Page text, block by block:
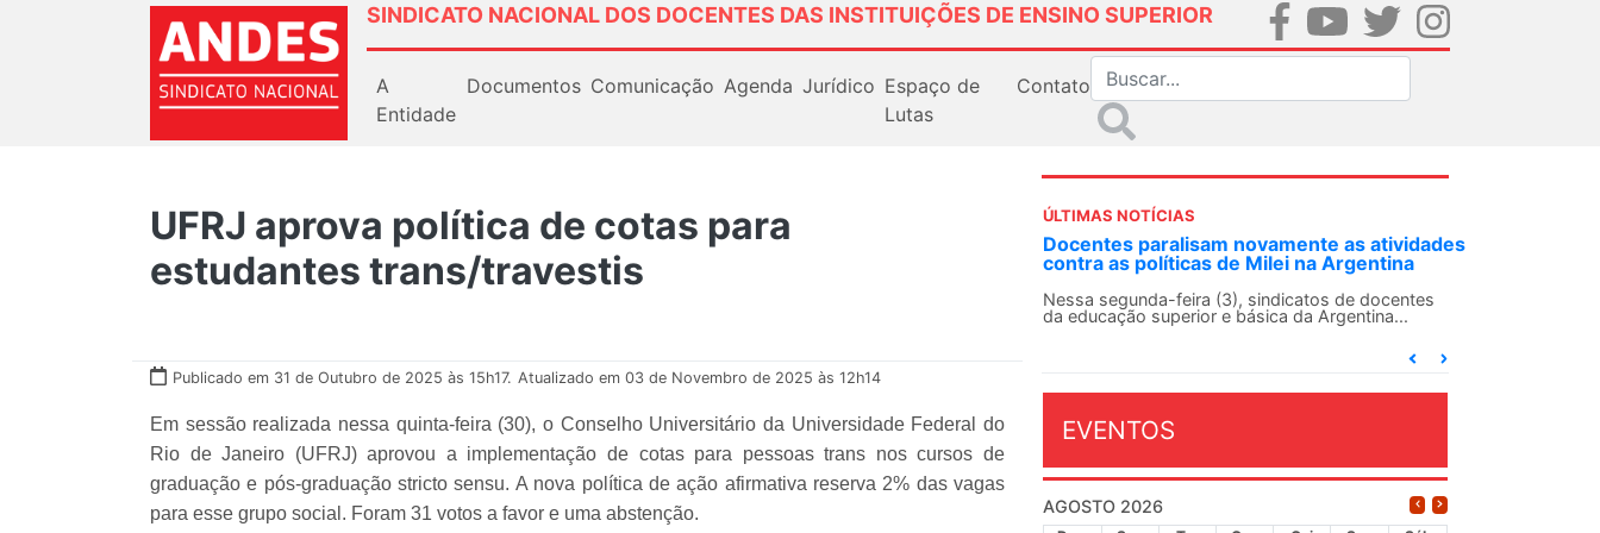
SINDICATO NACIONAL DOS DOCENTES DAS INSTITUIÇÕES DE ENSINO SUPERIOR
A
Entidade
Documentos Comunicação Agenda Jurídico Espaço de
Lutas
Contato
UFRJ aprova política de cotas para
estudantes trans/travestis
Publicado em 31 de Outubro de 2025 às 15h17. Atualizado em 03 de Novembro de 2025 às 12h14
Em sessão realizada nessa quinta-feira (30), o Conselho Universitário da Universidade Federal do
Rio de Janeiro (UFRJ) aprovou a implementação de cotas para pessoas trans nos cursos de
graduação e pós-graduação stricto sensu. A nova política de ação afirmativa reserva 2% das vagas
para esse grupo social. Foram 31 votos a favor e uma abstenção.
ÚLTIMAS NOTÍCIAS
ANDES-SN convoca docentes para Dia de
Solidariedade Internacionalista com Cuba em
13 de agosto
O ANDES-SN conclama suas seções sindicais e o
EVENTOS